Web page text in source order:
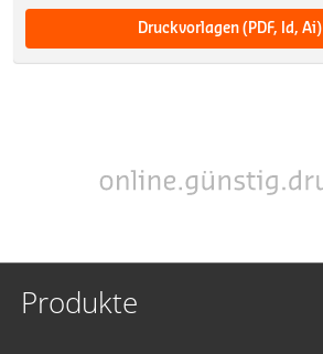
Druckvorlagen (PDF, Id, Ai)
Produkte